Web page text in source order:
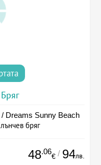
Dreams Sunny Beach
бряг
48.06
€ / 94лв.